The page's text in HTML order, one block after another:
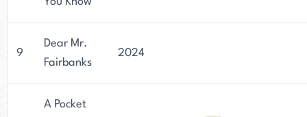
9
Dear Mr.
Fairbanks
2024
A Pocket